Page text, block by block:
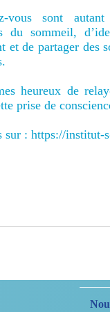
vous sont
du sommeil,
et de partager des
heureux de
prise de
sur : https://